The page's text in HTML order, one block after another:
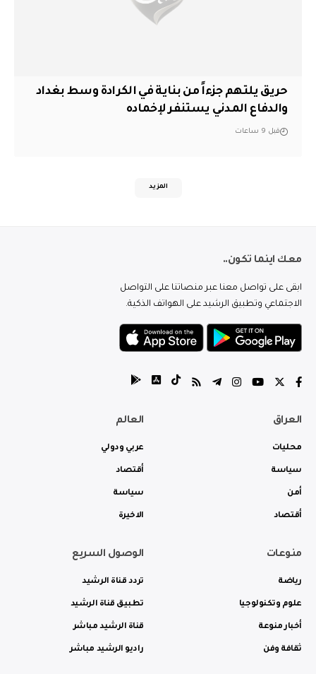
حريق يلتهم جزءاً من بناية في الكرادة وسط بغداد
والدفاع المدني يستنفر لإخماده
قبل 9 ساعات
المزيد
معك اينما تكون..
ابقى على تواصل معنا عبر منصاتنا على التواصل
الاجتماعي وتطبيق الرشيد على الهواتف الذكية.
العراق
محليات
سياسة
أمن
أقتصاد
العالم
عربي ودولي
أقتصاد
سياسة
الاخيرة
منوعات
رياضة
علوم وتكنولوجيا
أخبار منوعة
ثقافة وفن
الوصول السريع
تردد قناة الرشيد
تطبيق قناة الرشيد
قناة الرشيد مباشر
راديو الرشيد مباشر